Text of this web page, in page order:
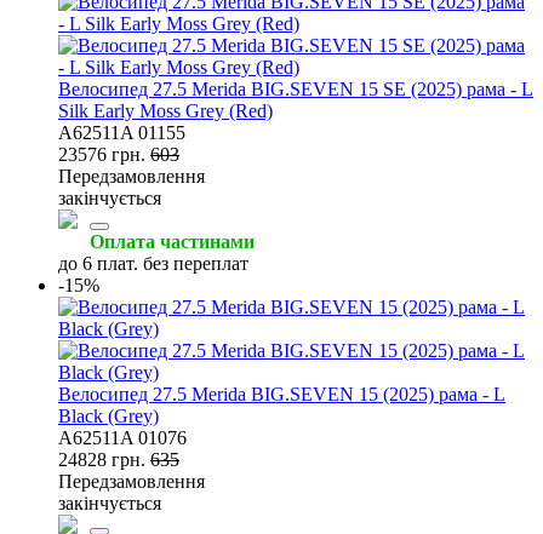
Велосипед 27.5 Merida BIG.SEVEN 15 SE (2025) рама - L
Silk Early Moss Grey (Red)
A62511A 01155
23576 грн. 603
Передзамовлення
закінчується
Оплата частинами
до 6 плат. без переплат
-15%
Велосипед 27.5 Merida BIG.SEVEN 15 (2025) рама - L
Black (Grey)
A62511A 01076
24828 грн. 635
Передзамовлення
закінчується